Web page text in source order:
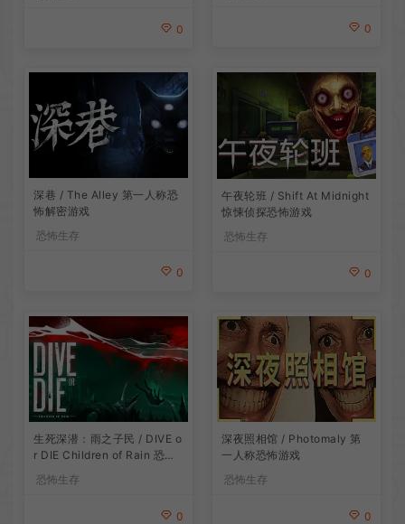
0 0
深巷 / The Alley 第一人称恐
怖解密游戏
恐怖生存
0
午夜轮班 / Shift At Midnight
惊悚侦探恐怖游戏
恐怖生存
0
生死深潜：雨之子民 / DIVE o
r DIE Children of Rain 恐怖
恐怖生存
0
深夜照相馆 / Photomaly 第
一人称恐怖游戏
恐怖生存
0